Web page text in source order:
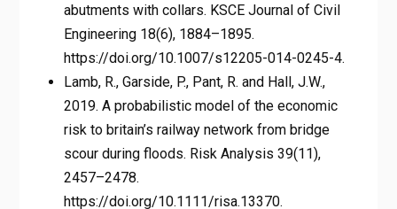
abutments with collars. KSCE Journal of Civil
Engineering 18(6), 1884–1895.
https://doi.org/10.1007/s12205-014-0245-4.
Lamb, R., Garside, P., Pant, R. and Hall, J.W.,
2019. A probabilistic model of the economic
risk to britain’s railway network from bridge
scour during floods. Risk Analysis 39(11),
2457–2478.
https://doi.org/10.1111/risa.13370.